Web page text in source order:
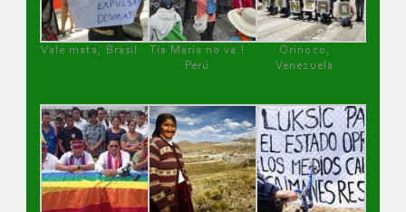
Vale mata, Brasil
Tía María no va !
Perú
Orinoco,
Venezuela